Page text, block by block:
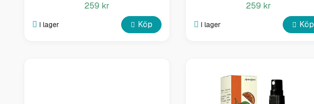
259 kr
I lager Köp
259 kr
I lager Köp